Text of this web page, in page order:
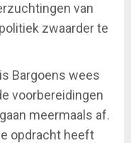
van
zwaarder te
Bargoens wees
voorbereidingen
meermaals af.
opdracht heeft